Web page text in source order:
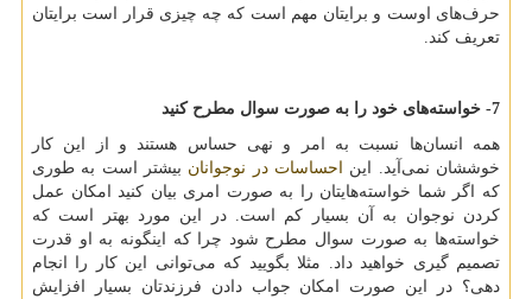
حرف‌های اوست و برایتان مهم است که چه چیزی قرار است برایتان
تعریف کند.
7- خواسته‌های خود را به صورت سوال مطرح کنید
همه انسان‌ها نسبت به امر و نهی حساس هستند و از این کار
خوششان نمی‌آید. این احساسات در نوجوانان بیشتر است به طوری
که اگر شما خواسته‌هایتان را به صورت امری بیان کنید امکان عمل
کردن نوجوان به آن بسیار کم است. در این مورد بهتر است که
خواسته‌ها به صورت سوال مطرح شود چرا که اینگونه به او قدرت
تصمیم گیری خواهید داد. مثلا بگویید که می‌توانی این کار را انجام
دهی؟ در این صورت امکان جواب دادن فرزندتان بسیار افزایش